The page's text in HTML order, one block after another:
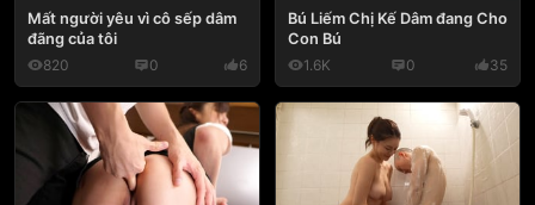
Mất người yêu vì cô sếp dâm
đãng của tôi
820
0 6
Bú Liếm Chị Kế Dâm đang Cho
Con Bú
1.6K
0 35